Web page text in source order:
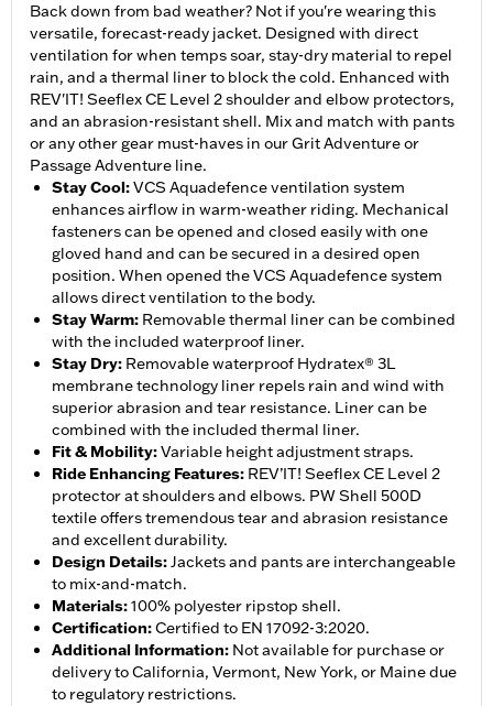
Back down from bad weather? Not if you're wearing this
versatile, forecast-ready jacket. Designed with direct
ventilation for when temps soar, stay-dry material to repel
rain, and a thermal liner to block the cold. Enhanced with
REV'IT! Seeflex CE Level 2 shoulder and elbow protectors,
and an abrasion-resistant shell. Mix and match with pants
or any other gear must-haves in our Grit Adventure or
Passage Adventure line.
Stay Cool:VCS Aquadefence ventilation system
enhances airflow in warm-weather riding. Mechanical
fasteners can be opened and closed easily with one
gloved hand and can be secured in a desired open
position. When opened the VCS Aquadefence system
allows direct ventilation to the body.
Stay Warm: Removable thermal liner can be combined
with the included waterproof liner.
Stay Dry: Removable waterproof Hydratex® 3L
membrane technology liner repels rain and wind with
superior abrasion and tear resistance. Liner can be
combined with the included thermal liner.
Fit & Mobility:Variable height adjustment straps.
Ride Enhancing Features: REV’IT! Seeflex CE Level 2
protector at shoulders and elbows. PW Shell 500D
textile offers tremendous tear and abrasion resistance
and excellent durability.
Design Details:Jackets and pants are interchangeable
to mix-and-match.
Materials:100% polyester ripstop shell.
Certification:Certified to EN 17092-3:2020.
Additional Information: Not available for purchase or
delivery to California, Vermont, New York, or Maine due
to regulatory restrictions.